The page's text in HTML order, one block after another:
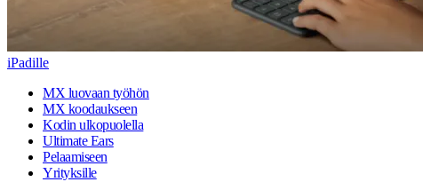
iPadille
MX luovaan työhön
MX koodaukseen
Kodin ulkopuolella
Ultimate Ears
Pelaamiseen
Yrityksille